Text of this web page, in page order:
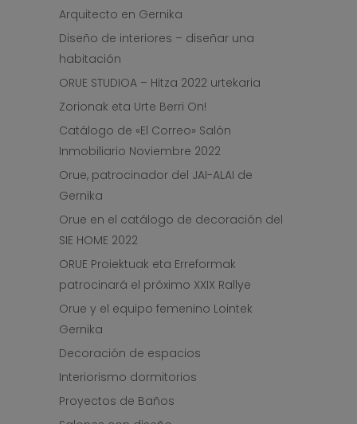
Arquitecto en Gernika
Diseño de interiores – diseñar una
habitación
ORUE STUDIOA – Hitza 2022 urtekaria
Zorionak eta Urte Berri On!
Catálogo de «El Correo» Salón
Inmobiliario Noviembre 2022
Orue, patrocinador del JAI-ALAI de
Gernika
Orue en el catálogo de decoración del
SIE HOME 2022
ORUE Proiektuak eta Erreformak
patrocinará el próximo XXIX Rallye
Orue y el equipo femenino Lointek
Gernika
Decoración de espacios
Interiorismo dormitorios
Proyectos de Baños